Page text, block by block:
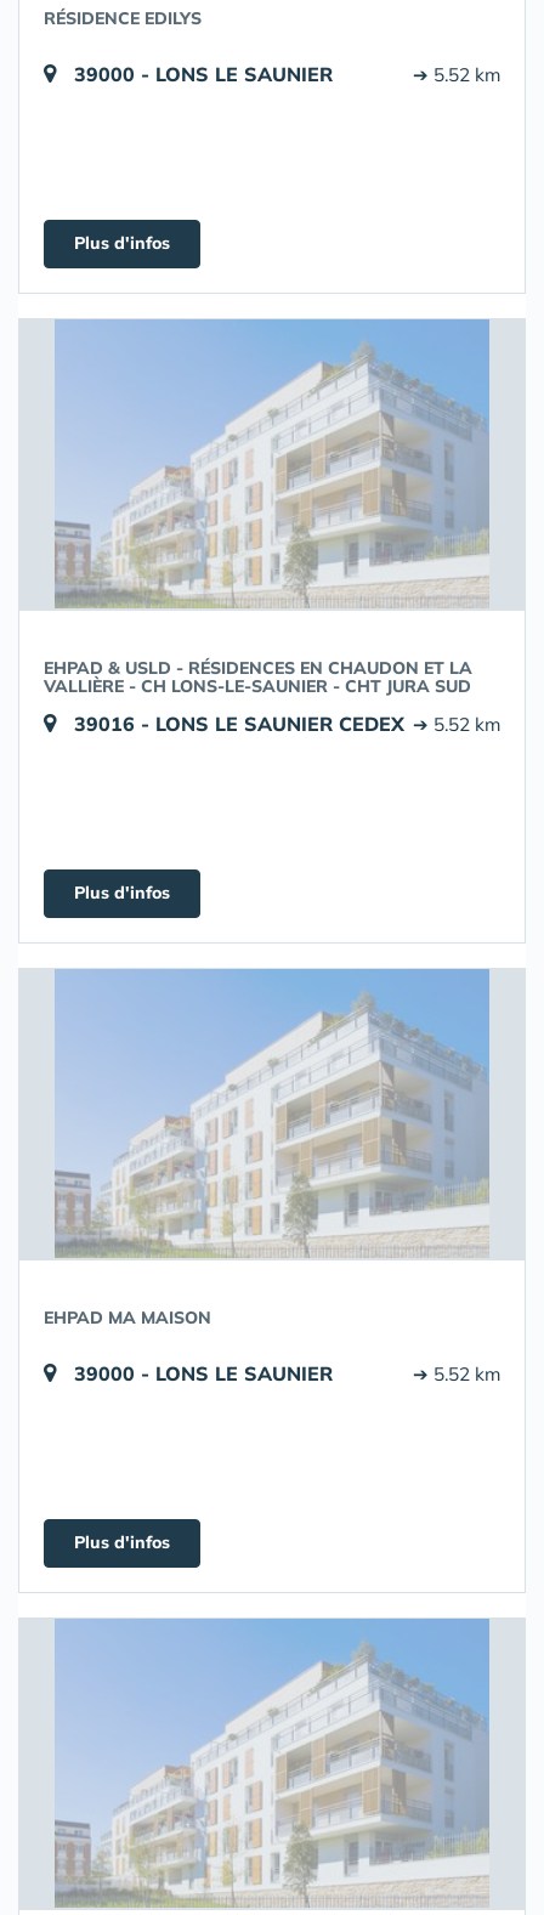
RÉSIDENCE EDILYS
39000 - LONS LE SAUNIER ➔ 5.52 km
Plus d'infos
EHPAD & USLD - RÉSIDENCES EN CHAUDON ET LA
VALLIÈRE - CH LONS-LE-SAUNIER - CHT JURA SUD
39016 - LONS LE SAUNIER CEDEX ➔ 5.52 km
Plus d'infos
EHPAD MA MAISON
39000 - LONS LE SAUNIER ➔ 5.52 km
Plus d'infos